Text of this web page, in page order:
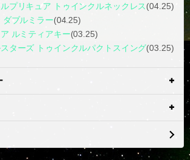
プリキュア トゥインクルネックレス(04.25)
ダブルミラー(04.25)
ルミティアキー(03.25)
ターズ トゥインクルパクトスイング(03.25)